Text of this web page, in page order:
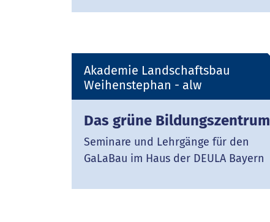
Akademie Landschaftsbau
Weihenstephan - alw
Das grüne Bildungszentrum
Seminare und Lehrgänge für den
GaLaBau im Haus der DEULA Bayern